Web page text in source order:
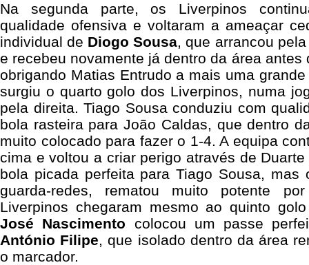
Na segunda parte, os Liverpinos
qualidade ofensiva e voltaram a ameaçar
individual de Diogo Sousa, que arrancou
e recebeu novamente já dentro da área
obrigando Matias Entrudo a mais uma
surgiu o quarto golo dos Liverpinos, numa
pela direita. Tiago Sousa conduziu com
bola rasteira para João Caldas, que dentro
muito colocado para fazer o 1-4. A equipa
cima e voltou a criar perigo através de
bola picada perfeita para Tiago Sousa,
guarda-redes, rematou muito potente
Liverpinos chegaram mesmo ao quinto
José Nascimento colocou um passe
António Filipe, que isolado dentro da área
o marcador.